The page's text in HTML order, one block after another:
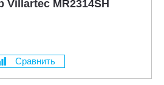
Villartec MR2314SH
Сравнить